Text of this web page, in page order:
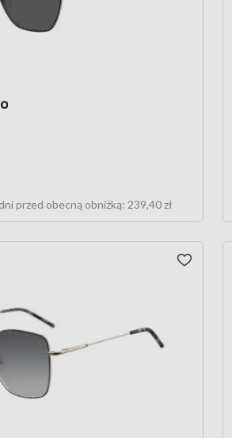
przed obecną obniżką: 239,40 zł